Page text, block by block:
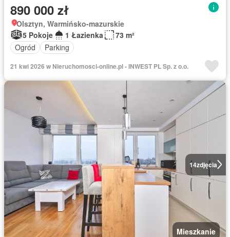
890 000 zł
Olsztyn, Warmińsko-mazurskie
5 Pokoje
1 Łazienka
73 m²
Ogród
Parking
21 kwi 2026 w Nieruchomosci-online.pl - INWEST PL Sp. z o.o.
14zdjęcia
Mieszkanie